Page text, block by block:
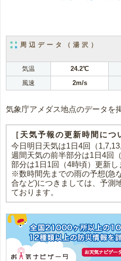
周辺データ（湯沢）
気温 24.2℃
風速
2m/s
気象庁アメダス地点のデータを
［天気予報の更新時間につ
今日明日天気は1日4回（
週間天気の前半部分は1日4回
部分は1日1回（4時頃）更新し
※数時間先までの雨の予想(急
合など)につきましては、予測
ております。